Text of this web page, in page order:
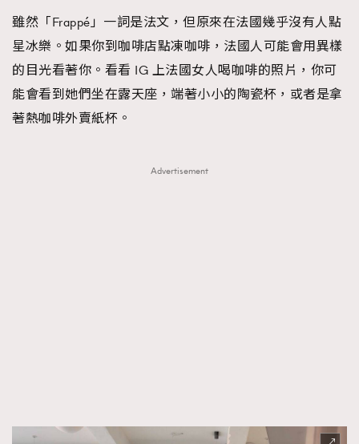
雖然「Frappé」一詞是法文，但原來在法國幾乎沒有人點
星冰樂。如果你到咖啡店點凍咖啡，法國人可能會用異樣
的目光看著你。看看 IG 上法國女人喝咖啡的照片，你可
能會看到她們坐在露天座，端著小小的陶瓷杯，或者是拿
著熱咖啡外賣紙杯。
Advertisement